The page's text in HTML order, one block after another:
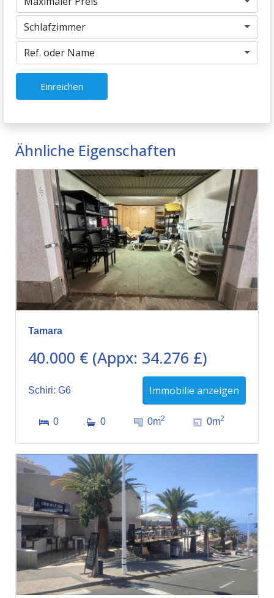
Schlafzimmer
Ref. oder Name
Einreichen
Ähnliche Eigenschaften
Tamara
40.000 € (Appx: 34.276 £)
Schiri: G6 Immobilie anzeigen
0 0 0m2 0m2